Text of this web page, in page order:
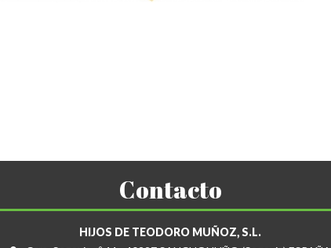
Contacto
HIJOS DE TEODORO MUÑOZ, S.L.